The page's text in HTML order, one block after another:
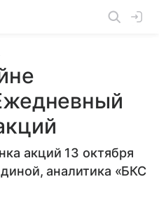
акций 13 октября
аналитика «БКС